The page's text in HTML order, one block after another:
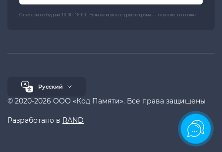
Отвечаем по будням 10:00-18:00. Если напишите в другое время — ответим, но позже.
© 2020-2026 ООО «Код Памяти». Все права защищены
Разработано в RAND
Русский